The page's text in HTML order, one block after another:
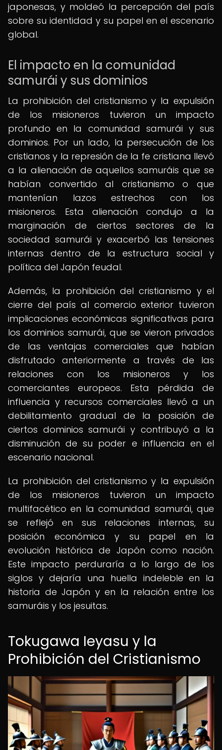
japonesas, y moldeó la percepción del país
sobre su identidad y su papel en el escenario
global.
El impacto en la comunidad
samurái y sus dominios
La prohibición del cristianismo y la expulsión
de los misioneros tuvieron un impacto
profundo en la comunidad samurái y sus
dominios. Por un lado, la persecución de los
cristianos y la represión de la fe cristiana llevó
a la alienación de aquellos samuráis que se
habían convertido al cristianismo o que
mantenían lazos estrechos con los
misioneros. Esta alienación condujo a la
marginación de ciertos sectores de la
sociedad samurái y exacerbó las tensiones
internas dentro de la estructura social y
política del Japón feudal.
Además, la prohibición del cristianismo y el
cierre del país al comercio exterior tuvieron
implicaciones económicas significativas para
los dominios samurái, que se vieron privados
de las ventajas comerciales que habían
disfrutado anteriormente a través de las
relaciones con los misioneros y los
comerciantes europeos. Esta pérdida de
influencia y recursos comerciales llevó a un
debilitamiento gradual de la posición de
ciertos dominios samurái y contribuyó a la
disminución de su poder e influencia en el
escenario nacional.
La prohibición del cristianismo y la expulsión
de los misioneros tuvieron un impacto
multifacético en la comunidad samurái, que
se reflejó en sus relaciones internas, su
posición económica y su papel en la
evolución histórica de Japón como nación.
Este impacto perduraría a lo largo de los
siglos y dejaría una huella indeleble en la
historia de Japón y en la relación entre los
samuráis y los jesuitas.
Tokugawa Ieyasu y la
Prohibición del Cristianismo